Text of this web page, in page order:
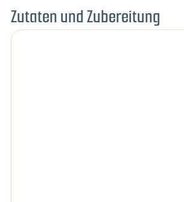
Zutaten und Zubereitung